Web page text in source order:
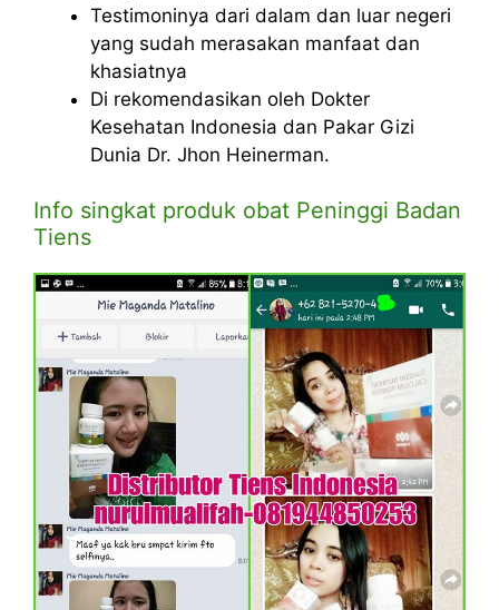
Testimoninya dari dalam dan luar negeri
yang sudah merasakan manfaat dan
khasiatnya
Di rekomendasikan oleh Dokter
Kesehatan Indonesia dan Pakar Gizi
Dunia Dr. Jhon Heinerman.
Info singkat produk obat Peninggi Badan
Tiens